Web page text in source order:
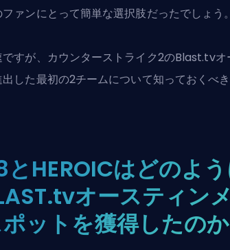
ァンにとって簡単な選択肢だったでしょう。
すが、 カウンターストライク2のBlast.tvオ
した最初の2チームについて知っておくべ
とHEROICはどのよ
オースティン
ットを獲得したの